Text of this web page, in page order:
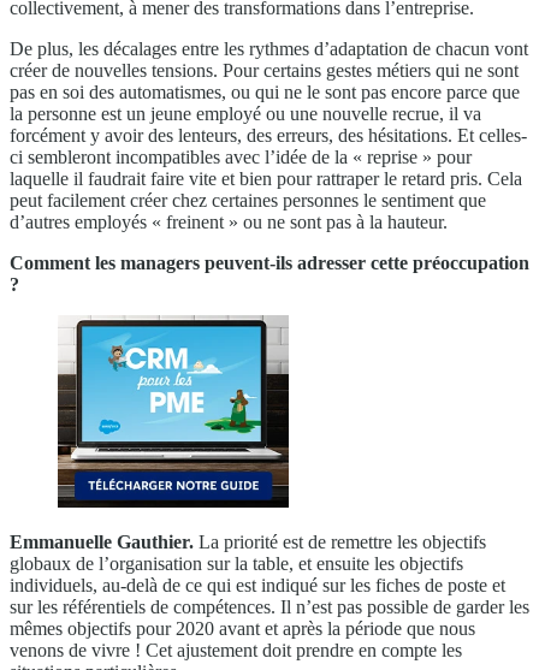
collectivement, à mener des transformations dans l’entreprise.
De plus, les décalages entre les rythmes d’adaptation de chacun vont
créer de nouvelles tensions. Pour certains gestes métiers qui ne sont
pas en soi des automatismes, ou qui ne le sont pas encore parce que
la personne est un jeune employé ou une nouvelle recrue, il va
forcément y avoir des lenteurs, des erreurs, des hésitations. Et celles-
ci sembleront incompatibles avec l’idée de la « reprise » pour
laquelle il faudrait faire vite et bien pour rattraper le retard pris. Cela
peut facilement créer chez certaines personnes le sentiment que
d’autres employés « freinent » ou ne sont pas à la hauteur.
Comment les managers peuvent-ils adresser cette préoccupation
?
Emmanuelle Gauthier. La priorité est de remettre les objectifs
globaux de l’organisation sur la table, et ensuite les objectifs
individuels, au-delà de ce qui est indiqué sur les fiches de poste et
sur les référentiels de compétences. Il n’est pas possible de garder les
mêmes objectifs pour 2020 avant et après la période que nous
venons de vivre ! Cet ajustement doit prendre en compte les